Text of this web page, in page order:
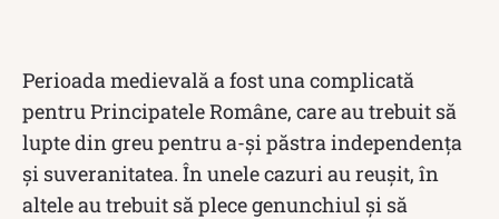
Perioada medievală a fost una complicată
pentru Principatele Române, care au trebuit să
lupte din greu pentru a-și păstra independența
și suveranitatea. În unele cazuri au reușit, în
altele au trebuit să plece genunchiul și să